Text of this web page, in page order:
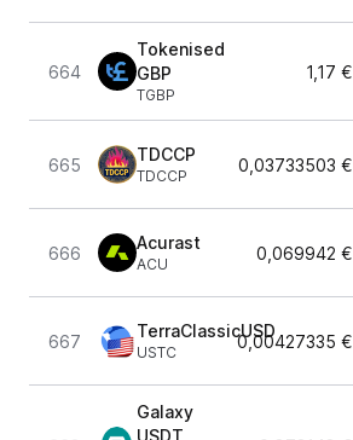
664
Tokenised
GBP
TGBP
1,17 €
665
TDCCP
TDCCP
0,03733503 €
666
Acurast
ACU
0,069942 €
667
TerraClassicUSD
USTC
0,00427335 €
Galaxy
USDT